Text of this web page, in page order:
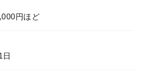
円ほど